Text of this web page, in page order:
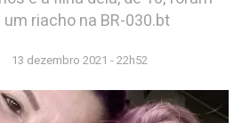
riacho na BR-030.bt
13 dezembro 2021 - 22h52